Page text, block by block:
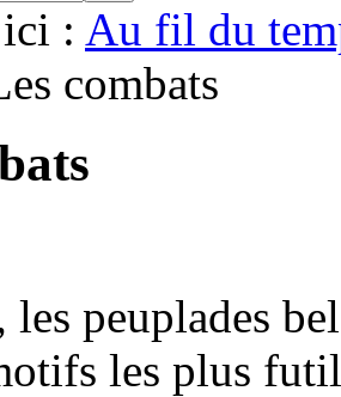
: Au fil du
combats
les peuplades
les plus